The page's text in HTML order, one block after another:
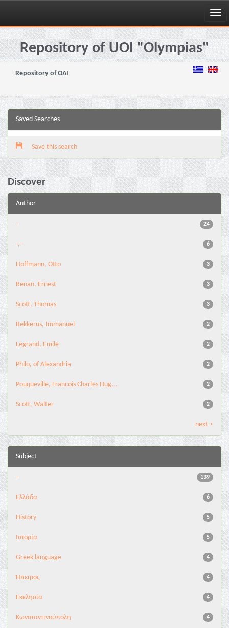
Skip
navigationRepository of UOI "Olympias"
Repository of OAI
Saved Searches
Save this search
Discover
Author
24
-
6
-, -
3
Hoffmann, Otto
3
Renan, Ernest
3
Scott, Thomas
2
Bekkerus, Immanuel
2
Legrand, Emile
2
Philo, of Alexandria
2
Pouqueville, Francois Charles Hug...
2
Scott, Walter
next >
Subject
139
-
6
Ελλάδα
5
History
5
Ιστορία
4
Greek language
4
Ήπειρος
4
Εκκλησία
4
Κωνσταντινούπολη